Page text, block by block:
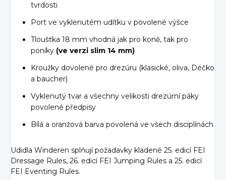
tvrdosti
Port ve vyklenutém udítku v povolené výšce
Tloušťka 18 mm vhodná jak pro koně, tak pro
poníky (ve verzi slim 14 mm)
Kroužky dovolené pro drezúru (klasické, oliva, Déčko
a baucher)
Vyklenutý tvar a všechny velikosti drezúrní páky
povolené předpisy
Bílá a oranžová barva povolená ve všech disciplínách
Udidla Winderen splňují požadavky kladené 25. edicí FEI
Dressage Rules, 26. edicí FEI Jumping Rules a 25. edicí
FEI Eventing Rules.